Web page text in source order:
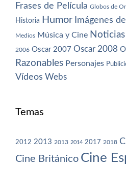
Frases de Película Globos de
Historia Humor Imágenes
Medios Música y Cine Noticias
2006 Oscar 2007 Oscar 2008
Razonables Personajes
Vídeos Webs
Temas
2012 2013 2013 2014 2017 2018
Cine Británico Cine